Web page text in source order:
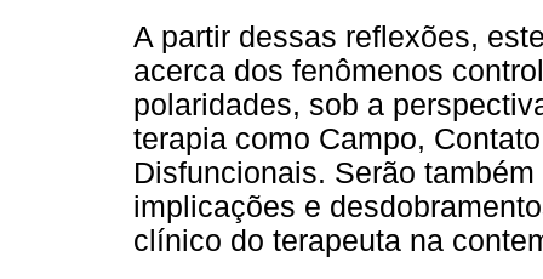
A partir dessas reflexões,
acerca dos fenômenos
polaridades, sob a
terapia como Campo,
Disfuncionais. Serão
implicações e
clínico do terapeuta na